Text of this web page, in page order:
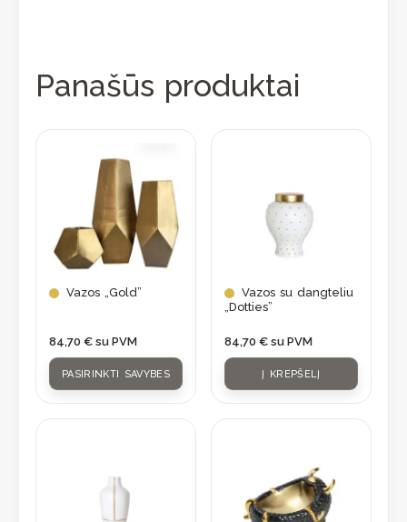
Panašūs produktai
Vazos „Gold”
84,70 € su PVM
PASIRINKTI SAVYBES
multiple
variants.
The
options
may
chosen
on
the
product
page
Vazos su dangteliu
„Dotties”
84,70 € su PVM
Į KREPŠELĮ